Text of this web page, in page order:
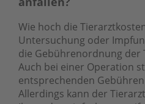
Wie hoch die
Untersuchung oder
die Gebührenordnung der
Auch bei einer Operation
entsprechenden
Allerdings kann der